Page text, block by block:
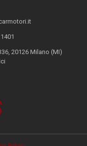
20126 Milano (MI)